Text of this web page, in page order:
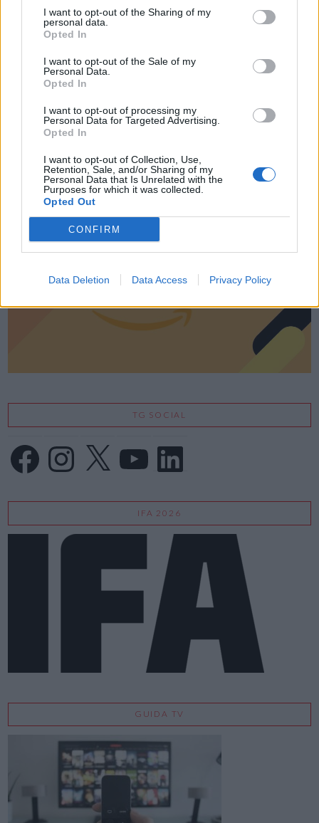
I want to opt-out of the Sharing of my
personal data.
Opted In
I want to opt-out of the Sale of my
Personal Data.
Opted In
I want to opt-out of processing my
Personal Data for Targeted Advertising.
Opted In
I want to opt-out of Collection, Use,
Retention, Sale, and/or Sharing of my
Personal Data that Is Unrelated with the
Purposes for which it was collected.
Opted Out
CONFIRM
Data Deletion Data Access Privacy Policy
Acconsento al trattamento dei dati personali ( Info Privacy
LE MIGLIORI OFFERTE AMAZON
TG SOCIAL
FacebookInstagram
X LinkedIn
IFA 2026
GUIDA TV